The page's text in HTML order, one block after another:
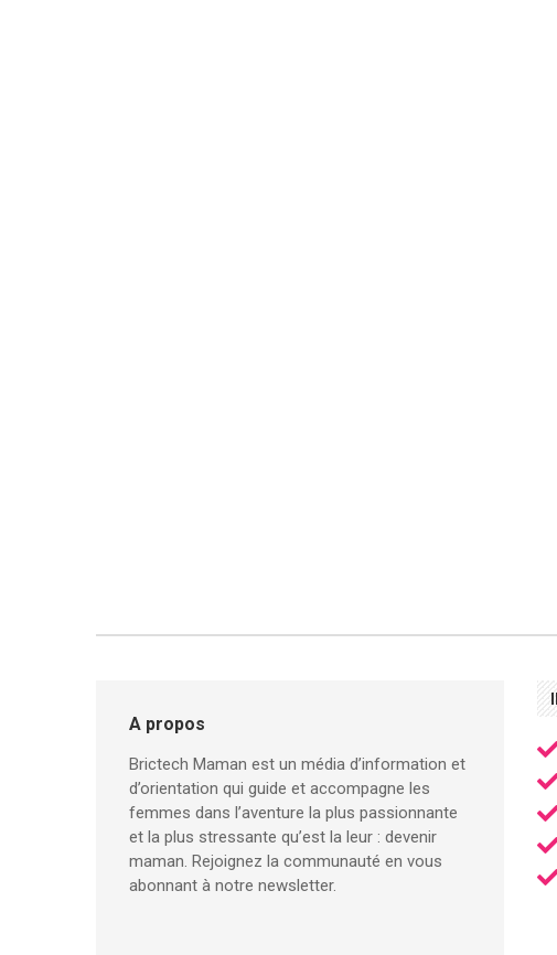
A propos
Brictech Maman est un média d’information et
d’orientation qui guide et accompagne les
femmes dans l’aventure la plus passionnante
et la plus stressante qu’est la leur : devenir
maman. Rejoignez la communauté en vous
abonnant à notre newsletter.